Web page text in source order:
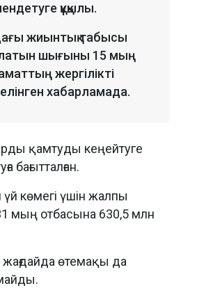
құқылы.
жиынтық табысы
шығыны 15 мың
жергілікті
хабарламада.
қамтуды кеңейтуге
бағытталған.
көмегі үшін жалпы
мың отбасына 630,5 млн
өтемақы да